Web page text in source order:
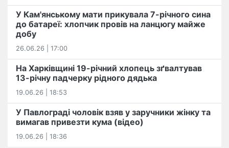
У Кам'янському мати прикувала 7-річного сина
до батареї: хлопчик провів на ланцюгу майже
добу
26.06.26 | 17:00
На Харківщині 19-річний хлопець​ ️зґвалтував
13-річну падчерку рідного дядька
19.06.26 | 18:53
У Павлограді чоловік взяв у заручники жінку та
вимагав привезти кума (відео)
19.06.26 | 18:36